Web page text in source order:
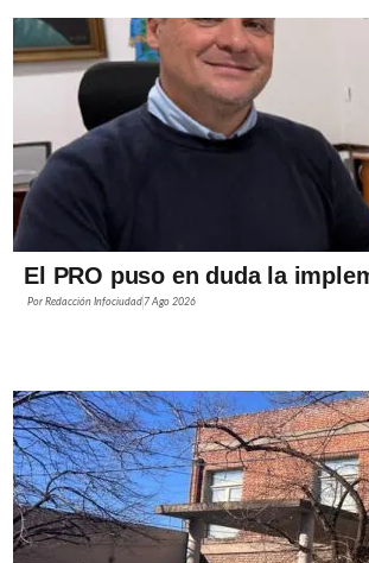
El PRO puso en duda la
PorRedacción Infociudad 7 Ago 2026